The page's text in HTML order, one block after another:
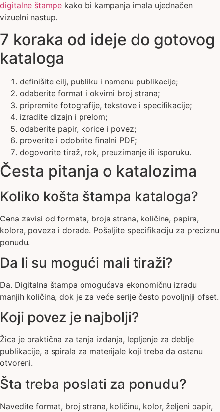
digitalne štampe kako bi kampanja imala ujednačen
vizuelni nastup.
7 koraka od ideje do gotovog
kataloga
definišite cilj, publiku i namenu publikacije;
odaberite format i okvirni broj strana;
pripremite fotografije, tekstove i specifikacije;
izradite dizajn i prelom;
odaberite papir, korice i povez;
proverite i odobrite finalni PDF;
dogovorite tiraž, rok, preuzimanje ili isporuku.
Česta pitanja o katalozima
Koliko košta štampa kataloga?
Cena zavisi od formata, broja strana, količine, papira,
kolora, poveza i dorade. Pošaljite specifikaciju za preciznu
ponudu.
Da li su mogući mali tiraži?
Da. Digitalna štampa omogućava ekonomičnu izradu
manjih količina, dok je za veće serije često povoljniji ofset.
Koji povez je najbolji?
Žica je praktična za tanja izdanja, lepljenje za deblje
publikacije, a spirala za materijale koji treba da ostanu
otvoreni.
Šta treba poslati za ponudu?
Navedite format, broj strana, količinu, kolor, željeni papir,